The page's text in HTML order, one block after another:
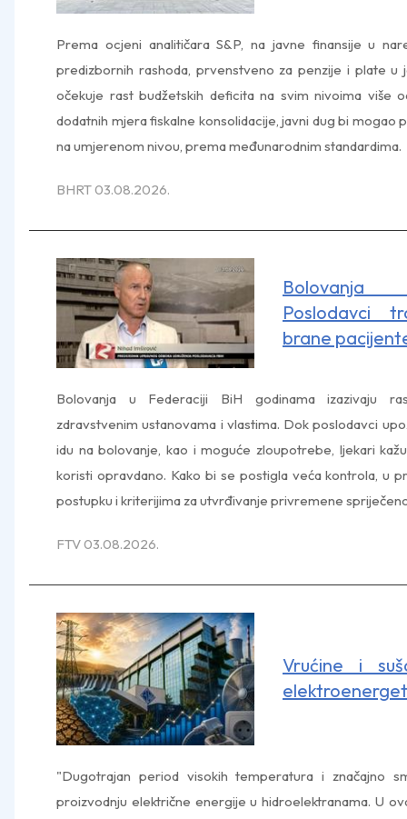
Prema ocjeni analitičara S&P, na javne finansije u
predizbornih rashoda, prvenstveno za penzije i plate u
očekuje rast budžetskih deficita na svim nivoima više
dodatnih mjera fiskalne konsolidacije, javni dug bi mogao
na umjerenom nivou, prema međunarodnim standardima.
BHRT 03.08.2026.
Bolovanja
Poslodavci
brane
Bolovanja u Federaciji BiH godinama izazivaju
zdravstvenim ustanovama i vlastima. Dok poslodavci
idu na bolovanje, kao i moguće zloupotrebe, ljekari
koristi opravdano. Kako bi se postigla veća kontrola, u
postupku i kriterijima za utvrđivanje privremene
FTV 03.08.2026.
Vrućine i
"Dugotrajan period visokih temperatura i značajno
proizvodnju električne energije u hidroelektranama. U